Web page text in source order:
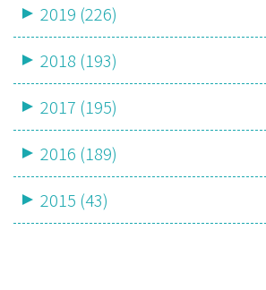
2019 (226)
2018 (193)
2017 (195)
2016 (189)
2015 (43)